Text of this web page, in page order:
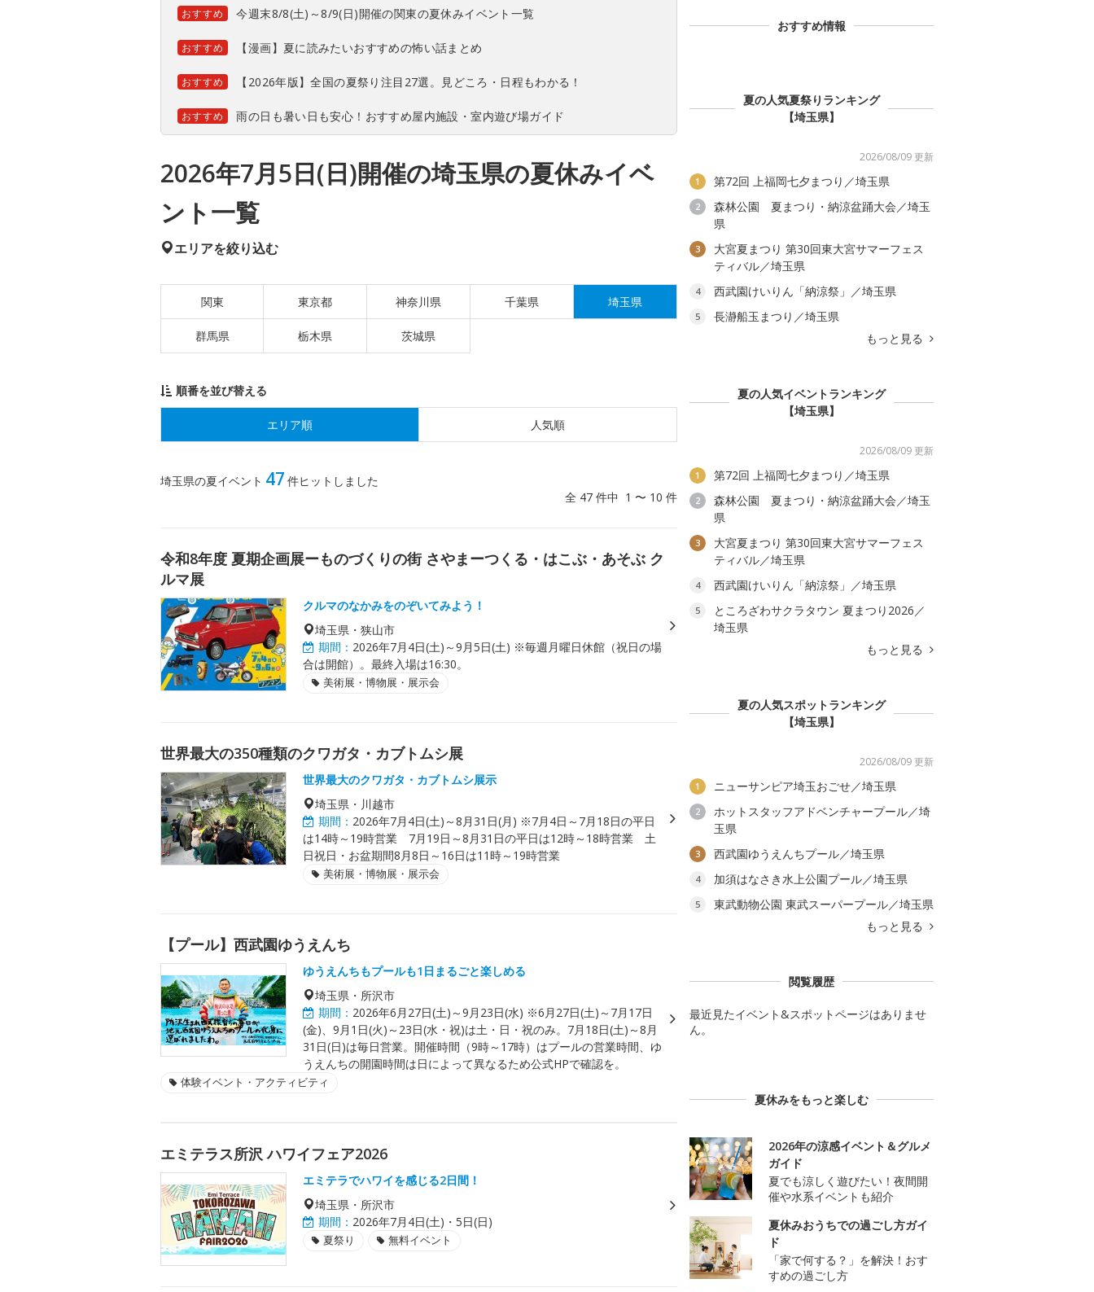
おすすめ 今週末8/8(土)～8/9(日)開催の関東の夏休みイベント一覧
おすすめ 【漫画】夏に読みたいおすすめの怖い話まとめ
おすすめ 【2026年版】全国の夏祭り注目27選。見どころ・日程もわかる！
おすすめ 雨の日も暑い日も安心！おすすめ屋内施設・室内遊び場ガイド
2026年7月5日(日)開催の埼玉県の夏休みイベ
ント一覧
エリアを絞り込む
関東 東京都 神奈川県 千葉県 埼玉県
群馬県 栃木県 茨城県
順番を並び替える
エリア順 人気順
埼玉県の夏イベント 47 件ヒットしました
全 47 件中 1 〜 10 件
令和8年度 夏期企画展ーものづくりの街 さやまーつくる・はこぶ・あそぶ ク
ルマ展
クルマのなかみをのぞいてみよう！
埼玉県・狭山市
期間： 2026年7月4日(土)～9月5日(土) ※毎週月曜日休館（祝日の場
合は開館）。最終入場は16:30。
美術展・博物展・展示会
世界最大の350種類のクワガタ・カブトムシ展
世界最大のクワガタ・カブトムシ展示
埼玉県・川越市
期間： 2026年7月4日(土)～8月31日(月) ※7月4日～7月18日の平日
は14時～19時営業 7月19日～8月31日の平日は12時～18時営業 土
日祝日・お盆期間8月8日～16日は11時～19時営業
美術展・博物展・展示会
【プール】西武園ゆうえんち
ゆうえんちもプールも1日まるごと楽しめる
埼玉県・所沢市
期間： 2026年6月27日(土)～9月23日(水) ※6月27日(土)～7月17日
(金)、9月1日(火)～23日(水・祝)は土・日・祝のみ。7月18日(土)～8月
31日(日)は毎日営業。開催時間（9時～17時）はプールの営業時間、ゆ
うえんちの開園時間は日によって異なるため公式HPで確認を。
体験イベント・アクティビティ
エミテラス所沢 ハワイフェア2026
エミテラでハワイを感じる2日間！
埼玉県・所沢市
期間： 2026年7月4日(土)・5日(日)
夏祭り 無料イベント
おすすめ情報
夏の人気夏祭りランキング
【埼玉県】
2026/08/09 更新
1 第72回 上福岡七夕まつり／埼玉県
2
森林公園 夏まつり・納涼盆踊大会／埼玉
県
3
大宮夏まつり 第30回東大宮サマーフェス
ティバル／埼玉県
4 西武園けいりん「納涼祭」／埼玉県
5
長瀞船玉まつり／埼玉県
もっと見る
夏の人気イベントランキング
【埼玉県】
2026/08/09 更新
1 第72回 上福岡七夕まつり／埼玉県
2
森林公園 夏まつり・納涼盆踊大会／埼玉
県
3
大宮夏まつり 第30回東大宮サマーフェス
ティバル／埼玉県
4 西武園けいりん「納涼祭」／埼玉県
5
ところざわサクラタウン 夏まつり2026／
埼玉県
もっと見る
夏の人気スポットランキング
【埼玉県】
2026/08/09 更新
1 ニューサンピア埼玉おごせ／埼玉県
2
ホットスタッフアドベンチャープール／埼
玉県
3 西武園ゆうえんちプール／埼玉県
4 加須はなさき水上公園プール／埼玉県
5
東武動物公園 東武スーパープール／埼玉県
もっと見る
閲覧履歴
最近見たイベント&スポットページはありませ
ん。
夏休みをもっと楽しむ
2026年の涼感イベント＆グルメ
ガイド
夏でも涼しく遊びたい！夜間開
催や水系イベントも紹介
夏休みおうちでの過ごし方ガイ
ド
「家で何する？」を解決！おす
すめの過ごし方